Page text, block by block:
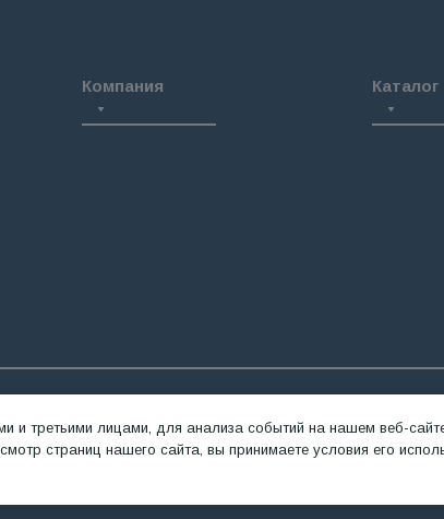
Компания Каталог
Согласие на обработку персональных данных
третьими лицами, для анализа событий на нашем веб-
страниц нашего сайта, вы принимаете условия его